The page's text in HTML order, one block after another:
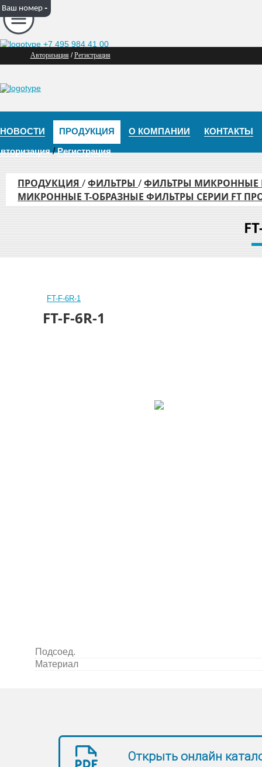
+7 495 984 41 00
Авторизация /Регистрация
НОВОСТИ ПРОДУКЦИЯ О КОМПАНИИ
КОНТАКТЫ
/Регистрация
ПРОДУКЦИЯ /ФИЛЬТРЫ /ФИЛЬТРЫ МИКРОННЫЕ
МИКРОННЫЕ Т-ОБРАЗНЫЕ ФИЛЬТРЫ СЕРИИ FT
FT-F-6R-1
FT-F-6R-1
Подсоед.
Материал
Открыть онлайн
Ваш номер -